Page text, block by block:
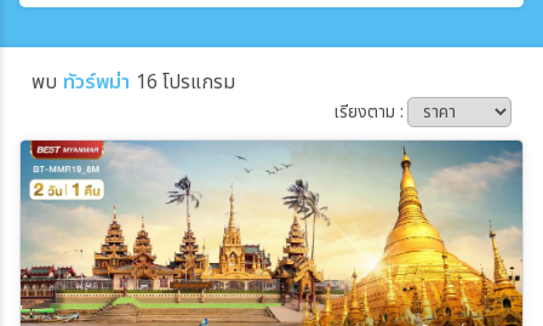
ค้นหาโปรแกรมทัวร์
โซน
ประเทศ
พบ ทัวร์พม่า 16 โปรแกรม
เรียงตาม :